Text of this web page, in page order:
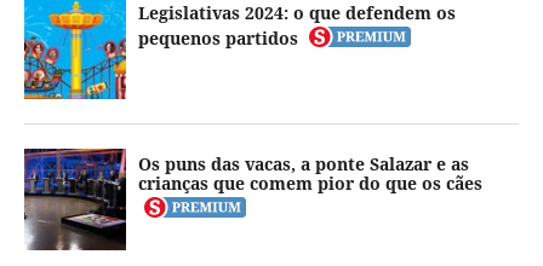
Legislativas 2024: o que defendem os
pequenos partidos
Os puns das vacas, a ponte Salazar e as
crianças que comem pior do que os cães